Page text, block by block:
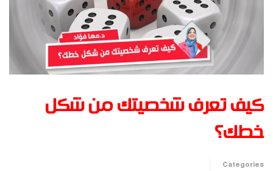
كيف تعرف شخصيتك من شكل
خطك؟ ‏
Categories